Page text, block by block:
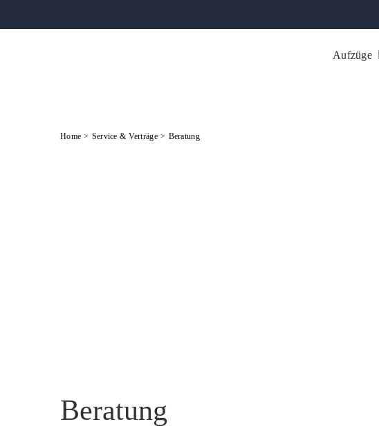
Inhalt
Aufzüge
Home Service & Verträge Beratung
Beratung